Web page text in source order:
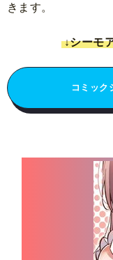
きます。
↓シーモ
コミック